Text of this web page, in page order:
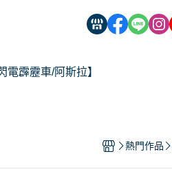
電霹靂車/阿斯拉】
【經典機器人】
熱門作品